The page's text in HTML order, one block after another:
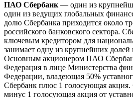
ПАО Сбербанк — один из
один из ведущих глобальных
долю Сбербанка приходится около
российского банковского сектора.
ключевым кредитором для
занимает одну из крупнейших долей
Основным акционером ПАО
Федерация в лице Министерства
Федерации, владеющая 50%
Сбербанк плюс 1 голосующая
минус 1 голосующая акция от